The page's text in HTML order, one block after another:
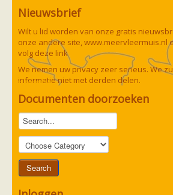
Soorten
Bechsteins vleermuis
Bosvleermuis
Brandt's vleermuis
Bruine of gewone
Franjestaart
Grijze grootoorvleermuis
Grote rosse vleermuis
Kleine en grote hoefijzerneus
Laatvlieger
Meervleermuis
Gewone grootoorvleermuis
Nieuwsbrief
Wilt u lid worden van onze gratis
onze andere site, www.meervleermuis.nl
volg deze link
We nemen uw privacy zeer serieus. We
informatie niet met derden delen.
Documenten doorzoeken